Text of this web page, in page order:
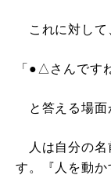
これに対して
「●△さんです
と答える場面
人は自分の名
す。『人を動